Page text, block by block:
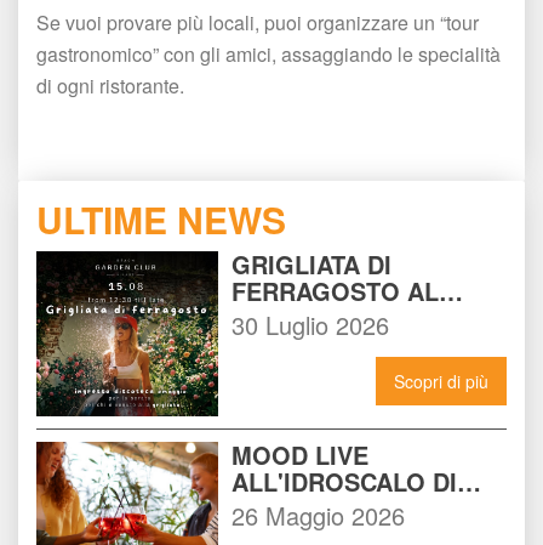
Se vuoi provare più locali, puoi organizzare un “tour
gastronomico” con gli amici, assaggiando le specialità
di ogni ristorante.
ULTIME NEWS
GRIGLIATA DI
FERRAGOSTO AL
BEACH GARDEN CLUB
MILANO: LA FESTA DA
NON PERDERE DEL 15
30 Luglio 2026
Scopri di più
MOOD LIVE
ALL'IDROSCALO DI
MILANO: IL LOCALE
CHE DEVI CONOSCERE
26 Maggio 2026